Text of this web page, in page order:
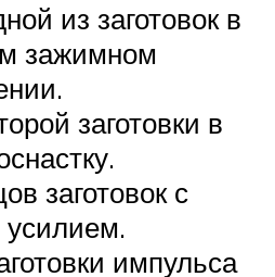
из заготовок в
зажимном
заготовки в
заготовок с
импульса